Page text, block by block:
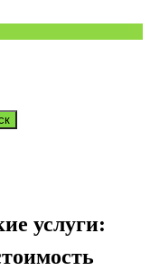
услуги: